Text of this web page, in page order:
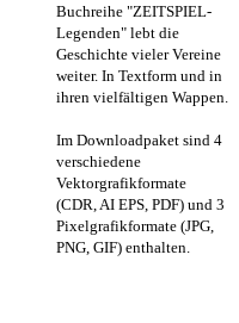
Buchreihe "ZEITSPIEL-
Legenden" lebt die
Geschichte vieler Vereine
weiter. In Textform und in
ihren vielfältigen Wappen.
Im Downloadpaket sind 4
verschiedene
Vektorgrafikformate
(CDR, AI EPS, PDF) und 3
Pixelgrafikformate (JPG,
PNG, GIF) enthalten.